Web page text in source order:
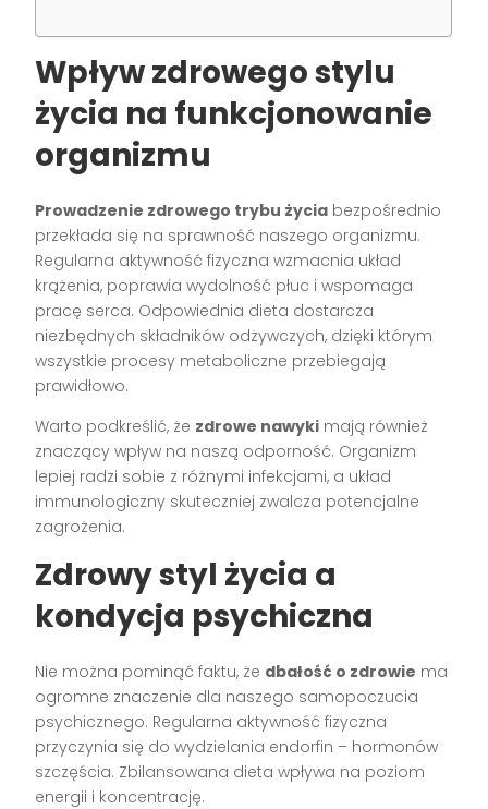
Wpływ zdrowego stylu
życia na funkcjonowanie
organizmu
Prowadzenie zdrowego trybu życia bezpośrednio
przekłada się na sprawność naszego organizmu.
Regularna aktywność fizyczna wzmacnia układ
krążenia, poprawia wydolność płuc i wspomaga
pracę serca. Odpowiednia dieta dostarcza
niezbędnych składników odżywczych, dzięki którym
wszystkie procesy metaboliczne przebiegają
prawidłowo.
Warto podkreślić, że zdrowe nawyki mają również
znaczący wpływ na naszą odporność. Organizm
lepiej radzi sobie z różnymi infekcjami, a układ
immunologiczny skuteczniej zwalcza potencjalne
zagrożenia.
Zdrowy styl życia a
kondycja psychiczna
Nie można pominąć faktu, że dbałość o zdrowie ma
ogromne znaczenie dla naszego samopoczucia
psychicznego. Regularna aktywność fizyczna
przyczynia się do wydzielania endorfin – hormonów
szczęścia. Zbilansowana dieta wpływa na poziom
energii i koncentrację.